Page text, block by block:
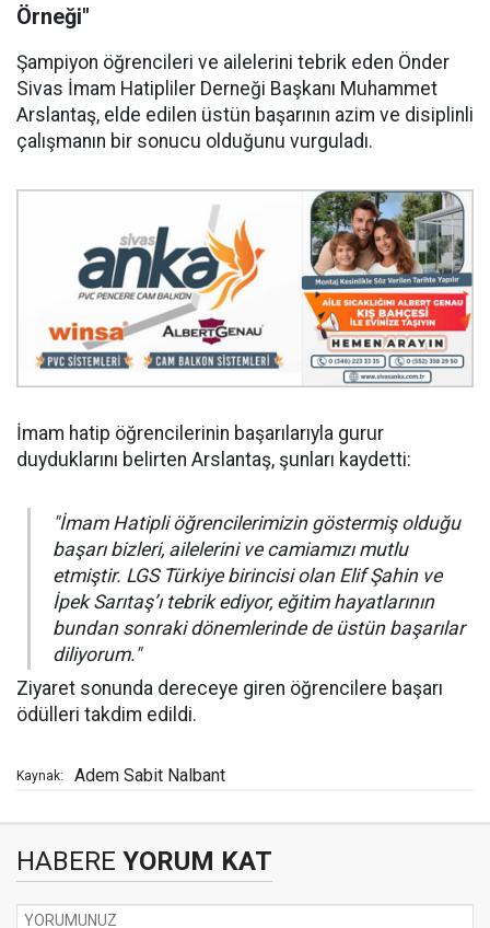
Örneği"
Şampiyon öğrencileri ve ailelerini tebrik eden Önder
Sivas İmam Hatipliler Derneği Başkanı Muhammet
Arslantaş, elde edilen üstün başarının azim ve disiplinli
çalışmanın bir sonucu olduğunu vurguladı.
İmam hatip öğrencilerinin başarılarıyla gurur
duyduklarını belirten Arslantaş, şunları kaydetti:
"İmam Hatipli öğrencilerimizin göstermiş olduğu
başarı bizleri, ailelerini ve camiamızı mutlu
etmiştir. LGS Türkiye birincisi olan Elif Şahin ve
İpek Sarıtaş’ı tebrik ediyor, eğitim hayatlarının
bundan sonraki dönemlerinde de üstün başarılar
diliyorum."
Ziyaret sonunda dereceye giren öğrencilere başarı
ödülleri takdim edildi.
Kaynak: Adem Sabit Nalbant
HABERE YORUM KAT